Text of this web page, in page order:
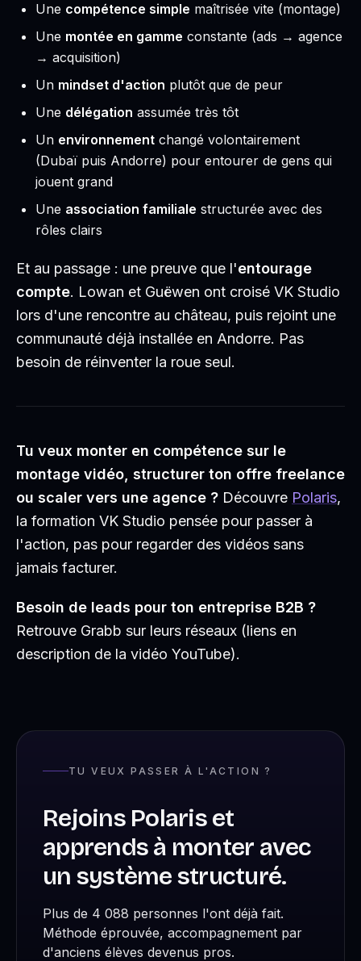
Une compétence simple maîtrisée vite (montage)
Une montée en gamme constante (ads → agence
→ acquisition)
Un mindset d'action plutôt que de peur
Une délégation assumée très tôt
Un environnement changé volontairement
(Dubaï puis Andorre) pour entourer de gens qui
jouent grand
Une association familiale structurée avec des
rôles clairs
Et au passage : une preuve que l'entourage
compte. Lowan et Guëwen ont croisé VK Studio
lors d'une rencontre au château, puis rejoint une
communauté déjà installée en Andorre. Pas
besoin de réinventer la roue seul.
Tu veux monter en compétence sur le
montage vidéo, structurer ton offre freelance
ou scaler vers une agence ? Découvre Polaris,
la formation VK Studio pensée pour passer à
l'action, pas pour regarder des vidéos sans
jamais facturer.
Besoin de leads pour ton entreprise B2B ?
Retrouve Grabb sur leurs réseaux (liens en
description de la vidéo YouTube).
TU VEUX PASSER À L'ACTION ?
Rejoins Polaris et
apprends à monter avec
un système structuré.
Plus de 4 088 personnes l'ont déjà fait.
Méthode éprouvée, accompagnement par
d'anciens élèves devenus pros.